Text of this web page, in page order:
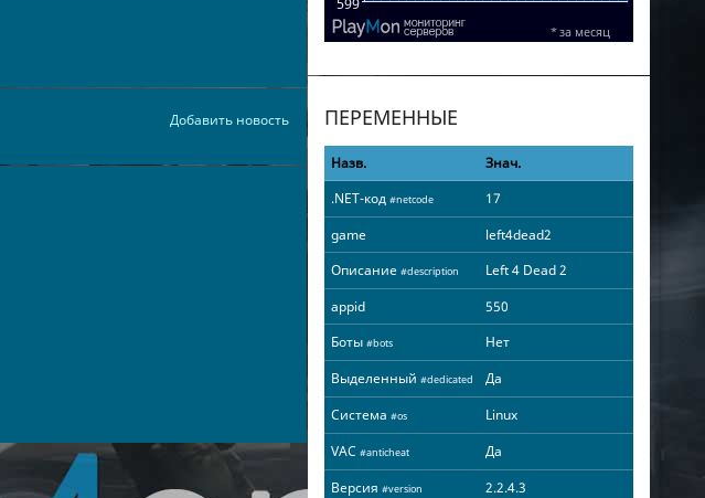
Добавить новость ПЕРЕМЕННЫЕ
Назв.
Знач.
.NET-код #netcode
17
game
left4dead2
Описание #description
Left 4 Dead 2
appid
550
Боты #bots
Нет
Выделенный #dedicated
Да
Система #os
Linux
VAC #anticheat
Да
Версия #version 2.2.4.3